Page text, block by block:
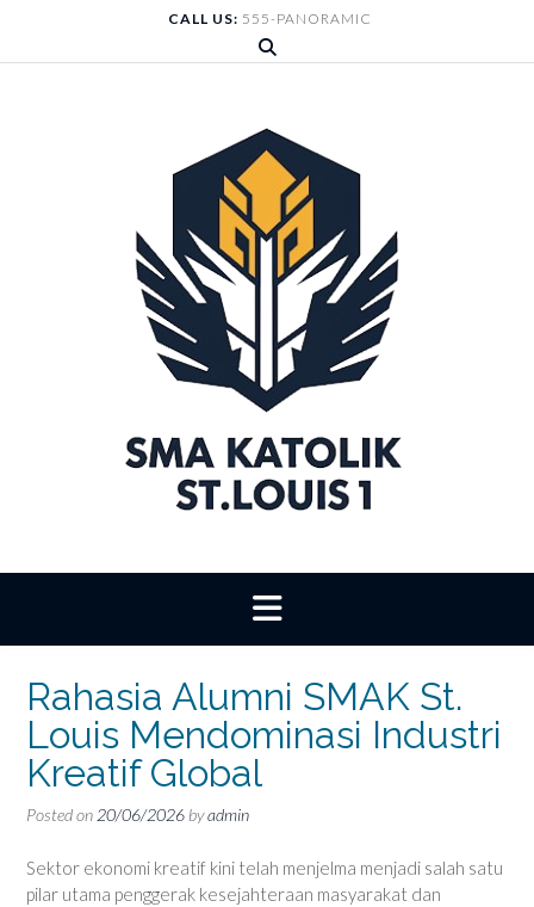
content
CALL US: 555-PANORAMIC
Rahasia Alumni SMAK St.
Louis Mendominasi Industri
Kreatif Global
Posted on 20/06/2026 byadmin
Sektor ekonomi kreatif kini telah menjelma menjadi salah satu
pilar utama penggerak kesejahteraan masyarakat dan